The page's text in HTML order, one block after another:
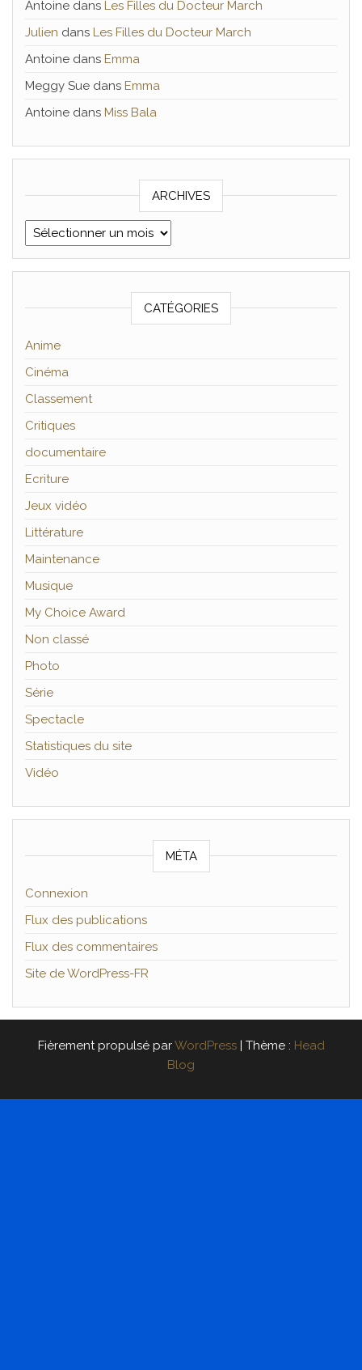
Antoine dans Les Filles du Docteur March
Julien dans Les Filles du Docteur March
Antoine dans Emma
Meggy Sue dans Emma
Antoine dans Miss Bala
ARCHIVES
Archives
CATÉGORIES
Anime
Cinéma
Classement
Critiques
documentaire
Ecriture
Jeux vidéo
Littérature
Maintenance
Musique
My Choice Award
Non classé
Photo
Série
Spectacle
Statistiques du site
Vidéo
MÉTA
Connexion
Flux des publications
Flux des commentaires
Site de WordPress-FR
Fièrement propulsé parWordPress | Thème : Head
Blog